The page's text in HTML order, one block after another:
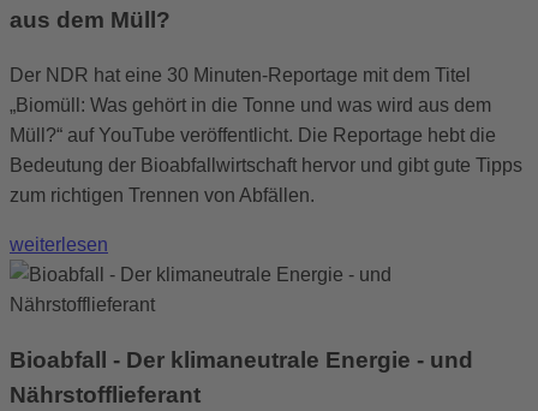
aus dem Müll?
Der NDR hat eine 30 Minuten-Reportage mit dem Titel
„Biomüll: Was gehört in die Tonne und was wird aus dem
Müll?“ auf YouTube veröffentlicht. Die Reportage hebt die
Bedeutung der Bioabfallwirtschaft hervor und gibt gute Tipps
zum richtigen Trennen von Abfällen.
weiterlesen
Bioabfall - Der klimaneutrale Energie - und
Nährstofflieferant